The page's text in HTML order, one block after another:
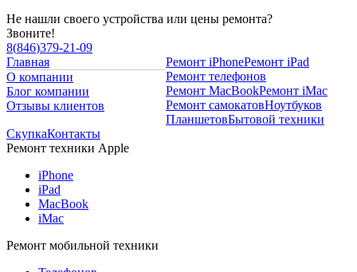
Не нашли своего устройства или цены ремонта?
Звоните!
8(846)379-21-09
Главная
О компании
Блог компании
Отзывы клиентов
Ремонт iPhoneРемонт iPad
Ремонт телефонов
Ремонт MacBookРемонт iMac
Ремонт самокатовНоутбуков
ПланшетовБытовой техники
СкупкаКонтакты
Ремонт техники Apple
iPhone
iPad
MacBook
iMac
Ремонт мобильной техники